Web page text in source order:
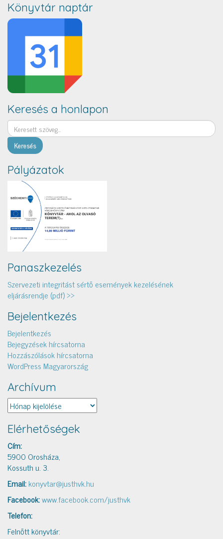
Könyvtár naptár
Keresés a honlapon
Keresés
Pályázatok
Panaszkezelés
Szervezeti integritást sértő események kezelésének
eljárásrendje (pdf) >>
Bejelentkezés
Bejelentkezés
Bejegyzések hírcsatorna
Hozzászólások hírcsatorna
WordPress Magyarország
Archívum
Archívum
Elérhetőségek
Cím:
5900 Orosháza,
Kossuth u. 3.
Email:konyvtar@justhvk.hu
Facebook:www.facebook.com/justhvk
Telefon:
Felnőtt könyvtár: